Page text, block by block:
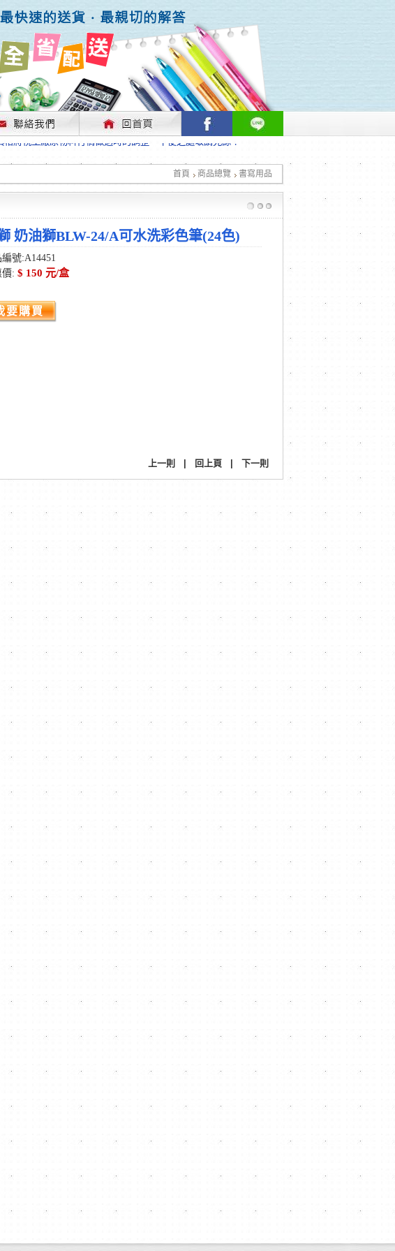
將視工廠原物料行情做適時的調整，不便之處敬請見諒！
衍生。
將視工廠原物料行情做適時的調整，不便之處敬請見諒！
衍生。
首頁 商品總覽 書寫用品
奶油獅BLW-24/A可水洗彩色筆(24色)
號:A14451
價: $ 150 元/盒
要購買
上一則 回上頁 下一則